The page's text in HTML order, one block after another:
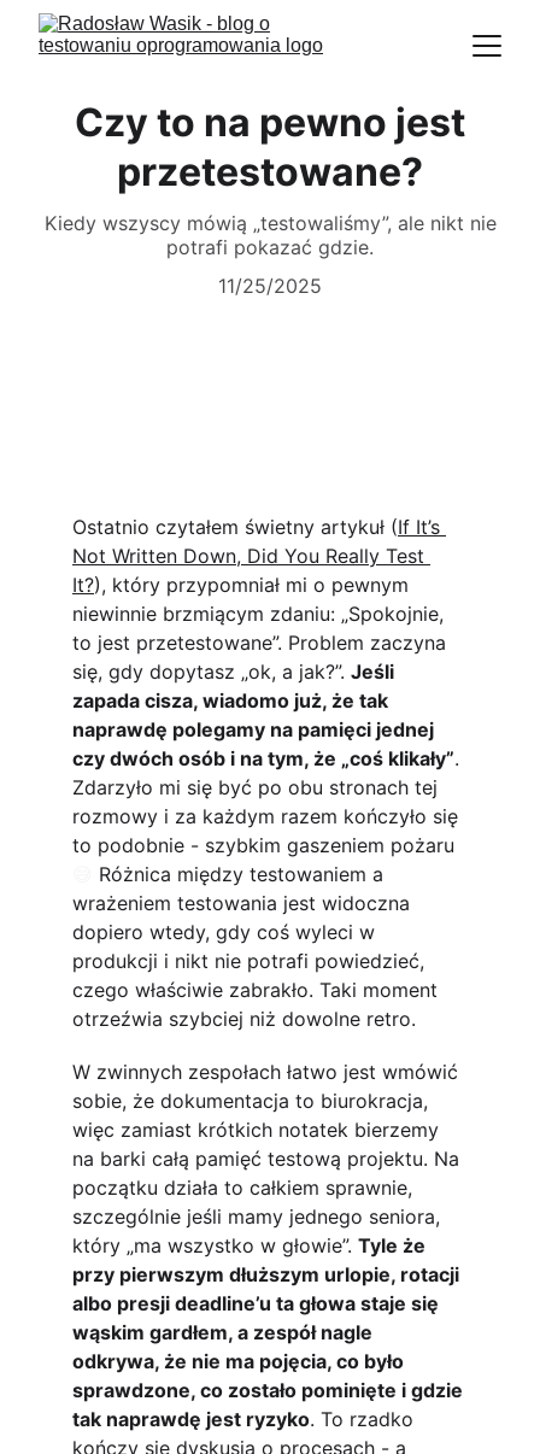
Czy to na pewno jest
przetestowane?
Kiedy wszyscy mówią „testowaliśmy”, ale nikt nie
potrafi pokazać gdzie.
11/25/2025
Ostatnio czytałem świetny artykuł (If It’s
Not Written Down, Did You Really Test
It?), który przypomniał mi o pewnym
niewinnie brzmiącym zdaniu: „Spokojnie,
to jest przetestowane”. Problem zaczyna
się, gdy dopytasz „ok, a jak?”. Jeśli
zapada cisza, wiadomo już, że tak
naprawdę polegamy na pamięci jednej
czy dwóch osób i na tym, że „coś klikały”.
Zdarzyło mi się być po obu stronach tej
rozmowy i za każdym razem kończyło się
to podobnie - szybkim gaszeniem pożaru
Różnica między testowaniem a
wrażeniem testowania jest widoczna
dopiero wtedy, gdy coś wyleci w
produkcji i nikt nie potrafi powiedzieć,
czego właściwie zabrakło. Taki moment
otrzeźwia szybciej niż dowolne retro.
W zwinnych zespołach łatwo jest wmówić
sobie, że dokumentacja to biurokracja,
więc zamiast krótkich notatek bierzemy
na barki całą pamięć testową projektu. Na
początku działa to całkiem sprawnie,
szczególnie jeśli mamy jednego seniora,
który „ma wszystko w głowie”. Tyle że
przy pierwszym dłuższym urlopie, rotacji
albo presji deadline’u ta głowa staje się
wąskim gardłem, a zespół nagle
odkrywa, że nie ma pojęcia, co było
sprawdzone, co zostało pominięte i gdzie
tak naprawdę jest ryzyko. To rzadko
kończy się dyskusją o procesach - a